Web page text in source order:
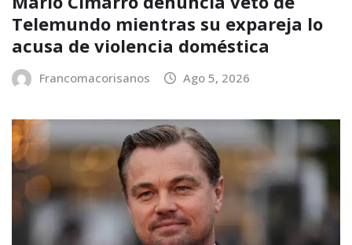
Telemundo mientras su expareja lo
acusa de violencia doméstica
Francomacorisanos Ago 5, 2026